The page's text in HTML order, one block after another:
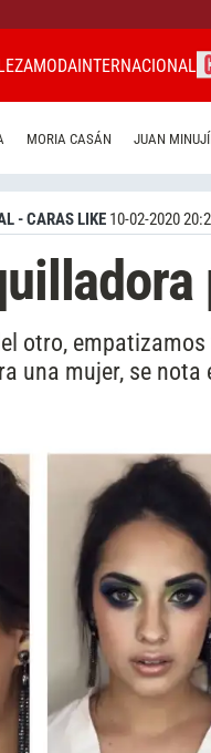
MODAINTERNACIONAL
MORIA CASÁN JUAN
- CARAS LIKE 10-02-2020
otro,
una mujer, se